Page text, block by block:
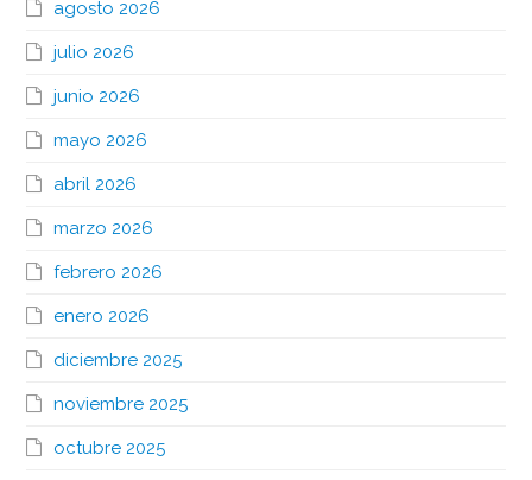
agosto 2026
julio 2026
junio 2026
mayo 2026
abril 2026
marzo 2026
febrero 2026
enero 2026
diciembre 2025
noviembre 2025
octubre 2025